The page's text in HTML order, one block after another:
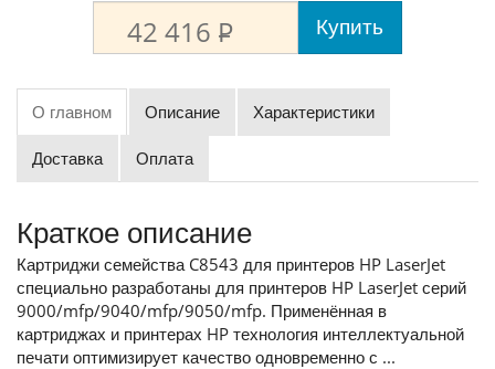
42 416 P Купить
О главном Описание Характеристики
Доставка Оплата
Краткое описание
Картриджи семейства C8543 для принтеров HP LaserJet
специально разработаны для принтеров HP LaserJet серий
9000/mfp/9040/mfp/9050/mfp. Применённая в
картриджах и принтерах HP технология интеллектуальной
печати оптимизирует качество одновременно с ...